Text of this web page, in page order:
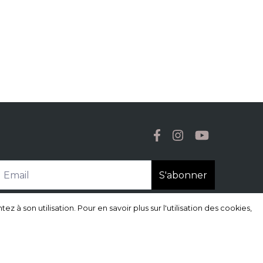
à son utilisation. Pour en savoir plus sur l'utilisation des cookies,
S'abonner
à son utilisation. Pour en savoir plus sur l'utilisation des cookies,